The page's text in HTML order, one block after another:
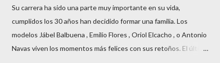
Su carrera ha sido una parte muy importante en su vida,
cumplidos los 30 años han decidido formar una familia. Los
modelos Jábel Balbuena , Emilio Flores , Oriol Elcacho , o Antonio
Navas viven los momentos más felices con sus retoños. El último